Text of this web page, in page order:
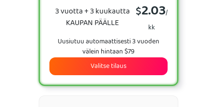
3 vuotta + 3 kuukautta
KAUPAN PÄÄLLE
$2.03/
kk
Uusiutuu automaattisesti 3 vuoden
välein hintaan $79
Valitse tilaus